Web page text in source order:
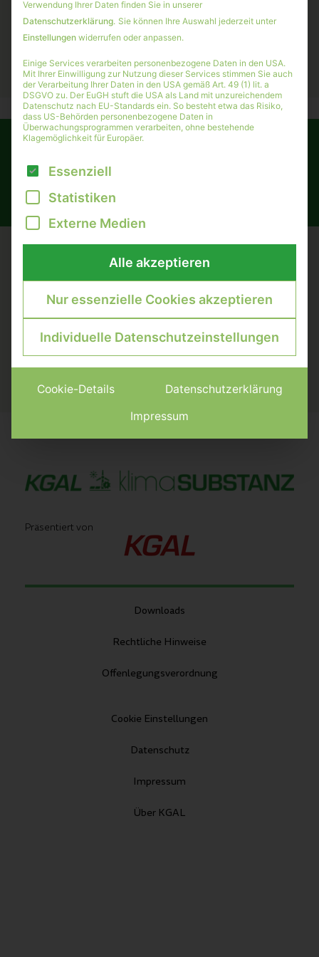
Newsletter
EXKLUSIVE UPDATES
Wie entwickelt sich Ihre Anlage?
News zu Assets & Transaktionen
Trends, Insights & Marktentwicklungen rundum die
Assetklasse Erneuerbare Energien
Anmelden
Präsentiert von
Downloads
Rechtliche Hinweise
Offenlegungsverordnung
Cookie Einstellungen
Datenschutz
Impressum
Über KGAL
Verwendung Ihrer Daten finden Sie in unserer
Datenschutzerklärung. Sie können Ihre Auswahl jederzeit unter
Einstellungen widerrufen oder anpassen.
Einige Services verarbeiten personenbezogene Daten in den USA.
Mit Ihrer Einwilligung zur Nutzung dieser Services stimmen Sie auch
der Verarbeitung Ihrer Daten in den USA gemäß Art. 49 (1) lit. a
DSGVO zu. Der EuGH stuft die USA als Land mit unzureichendem
Datenschutz nach EU-Standards ein. So besteht etwa das Risiko,
dass US-Behörden personenbezogene Daten in
Überwachungsprogrammen verarbeiten, ohne bestehende
Klagemöglichkeit für Europäer.
Es folgt eine Liste der Service-Gruppen, für die eine
Essenziell
Statistiken
Externe Medien
Alle akzeptieren
Nur essenzielle Cookies akzeptieren
Individuelle Datenschutzeinstellungen
Cookie-Details
Datenschutzerklärung
Impressum